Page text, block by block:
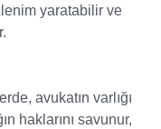
yaratabilir ve
avukatın varlığı
haklarını savunur,